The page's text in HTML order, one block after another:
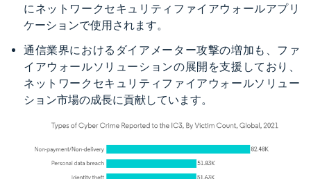
にネットワークセキュリティファイアウォールアプリ
ケーションで使用されます。
通信業界におけるダイアメーター攻撃の増加も、ファ
イアウォールソリューションの展開を支援しており、
ネットワークセキュリティファイアウォールソリュー
ション市場の成長に貢献しています。